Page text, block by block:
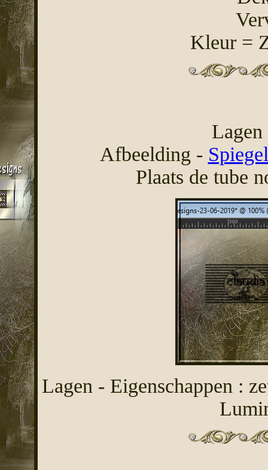
Kleur =
Afbeelding -
Plaats de tube
Lagen - Eigenschappen :